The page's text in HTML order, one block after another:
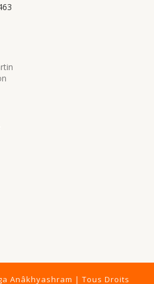
Anâkhyashram | Tous Droits